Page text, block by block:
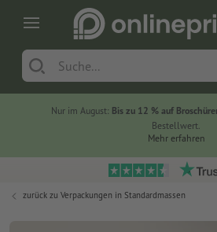
Nur im August: Bis zu 12 % auf
Bestellwert.
Mehr erfahren
zurück zu Verpackungen in Standardmassen